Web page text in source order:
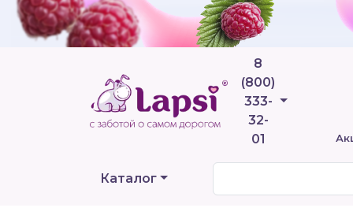
8
(800)
333-
32-
01
Телефоны
Каталог